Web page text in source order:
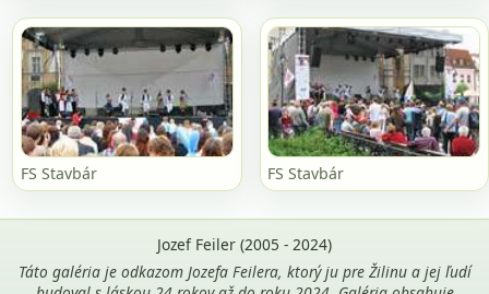
FS Stavbár FS Stavbár
Jozef Feiler (2005 - 2024)
Táto galéria je odkazom Jozefa Feilera, ktorý ju pre Žilinu a jej ľudí